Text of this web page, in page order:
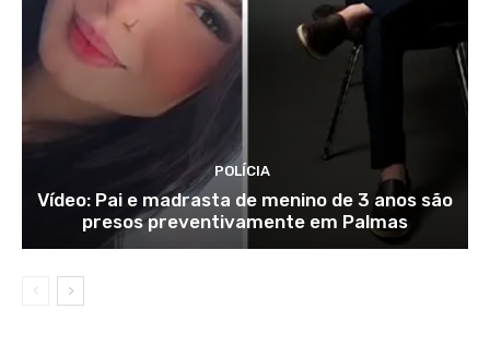
POLÍCIA
Vídeo: Pai e madrasta de menino de 3 anos são
presos preventivamente em Palmas